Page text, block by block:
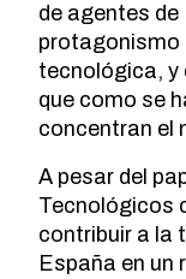
de agentes de
protagonismo
tecnológica, y
que como se
concentran el
A pesar del
Tecnológicos
contribuir a la
España en un